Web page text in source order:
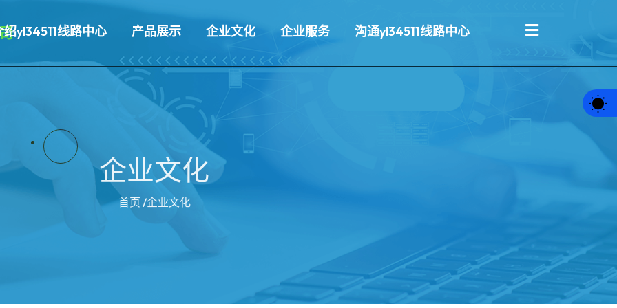
绍yl34511线路中心 产品展示 企业文化 企业服务 沟通yl34511线路中心
企业文化
首页 /企业文化